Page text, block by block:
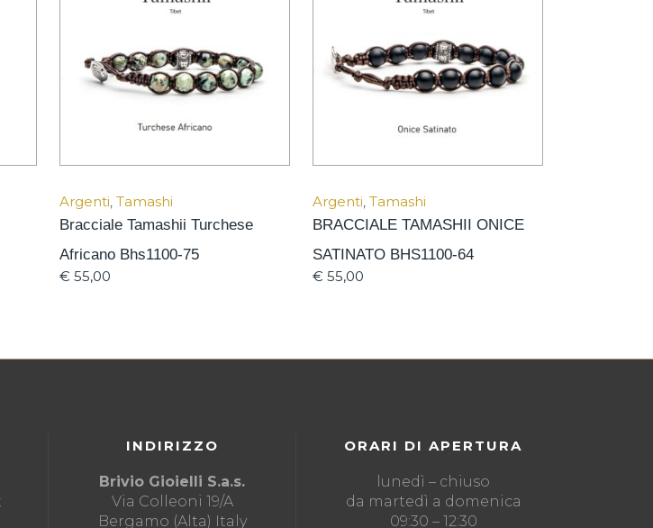
Argenti, Tamashi
Bracciale Tamashii Turchese
Africano Bhs1100-75
€ 55,00
Argenti, Tamashi
BRACCIALE TAMASHII ONICE
SATINATO BHS1100-64
€ 55,00
INDIRIZZO
Brivio Gioielli S.a.s.
Via Colleoni 19/A
Bergamo (Alta) Italy
ORARI DI APERTURA
lunedì – chiuso
da martedì a domenica
09:30 – 12:30